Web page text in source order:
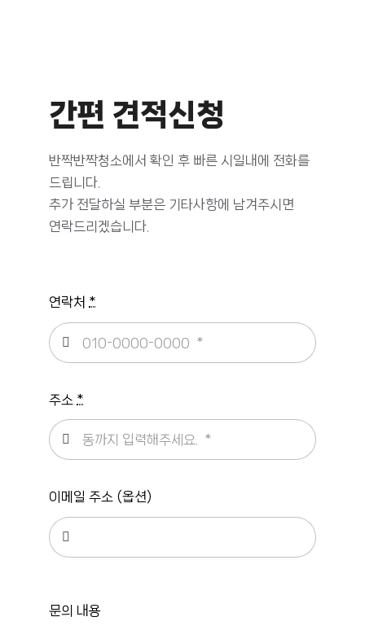
간편 견적신청
반짝반짝청소에서 확인 후 빠른 시일내에 전화를
드립니다.
추가 전달하실 부분은 기타사항에 남겨주시면
연락드리겠습니다.
연락처 *
주소 *
이메일 주소 (옵션)
문의 내용